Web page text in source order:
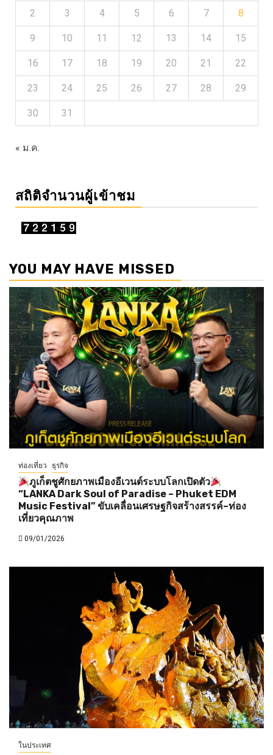
2 3 4 5 6 7 8
9 10 11 12 13 14 15
16 17 18 19 20 21 22
23 24 25 26 27 28 29
30 31
« ม.ค.
สถิติจำนวนผู้เข้าชม
YOU MAY HAVE MISSED
ท่องเที่ยว ธุรกิจ
ภูเก็ตชูศักยภาพเมืองอีเวนต์ระบบโลกเปิดตัว
“LANKA Dark Soul of Paradise – Phuket EDM
Music Festival” ขับเคลื่อนเศรษฐกิจสร้างสรรค์–ท่อง
เที่ยวคุณภาพ
09/01/2026
ในประเทศ